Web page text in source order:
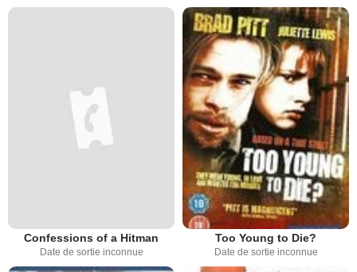
Confessions of a Hitman
Date de sortie inconnue
Too Young to Die?
Date de sortie inconnue